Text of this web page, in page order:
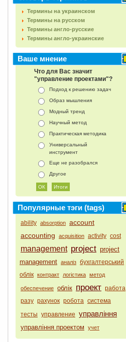
Термины на украинском
Термины на русском
Термины англо-русские
Термины англо-украинские
Ваше мнение
Что для Вас значит
"управление проектами"?
Подход к решению задач
Образ мышления
Модный тренд
Научный метод
Практическая методика
Универсальный
инструмент
Еще не разобрался
Другое
Популярные тэги (tags)
ability absorption account
accounting
acquisition activity cost
management project project
management аналіз бухгалтерський
облік контракт логістика метод
обеспечение облік проект работа
разу рахунок робота система
тесты управление управління
управління проектом учет